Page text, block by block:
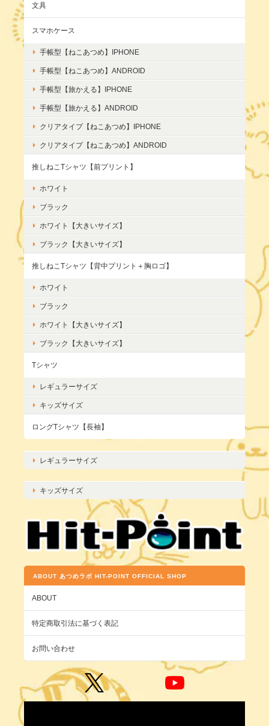
文具
スマホケース
手帳型【ねこあつめ】IPHONE
手帳型【ねこあつめ】ANDROID
手帳型【旅かえる】IPHONE
手帳型【旅かえる】ANDROID
クリアタイプ【ねこあつめ】IPHONE
クリアタイプ【ねこあつめ】ANDROID
推しねこTシャツ【前プリント】
ホワイト
ブラック
ホワイト【大きいサイズ】
ブラック【大きいサイズ】
推しねこTシャツ【背中プリント＋胸ロゴ】
ホワイト
ブラック
ホワイト【大きいサイズ】
ブラック【大きいサイズ】
Tシャツ
レギュラーサイズ
キッズサイズ
ロングTシャツ【長袖】
レギュラーサイズ
キッズサイズ
ABOUT あつめラボ HIT-POINT OFFICIAL SHOP
ABOUT
特定商取引法に基づく表記
お問い合わせ